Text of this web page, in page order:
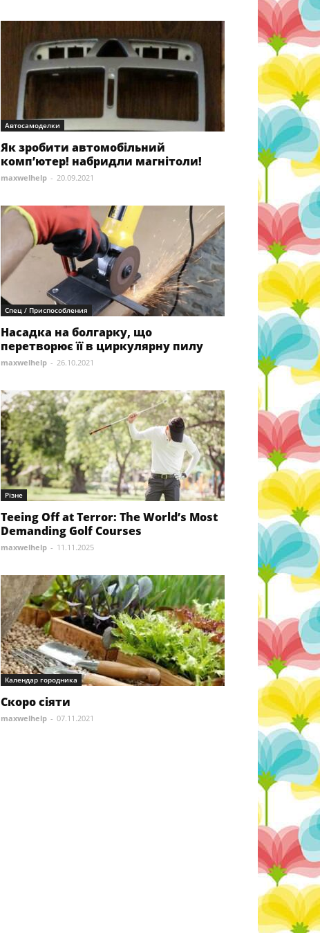
Автосамоделки
Як зробити автомобільний
комп’ютер! набридли магнітоли!
maxwelhelp - 20.09.2021
Спец / Приспособления
Насадка на болгарку, що
перетворює її в циркулярну пилу
maxwelhelp - 26.10.2021
Різне
Teeing Off at Terror: The World’s Most
Demanding Golf Courses
maxwelhelp - 11.11.2025
Календар городника
Скоро сіяти
maxwelhelp - 07.11.2021